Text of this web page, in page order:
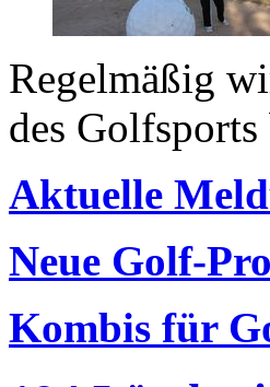
Regelmäßig
des
Aktuelle
Neue Golf-
Kombis für